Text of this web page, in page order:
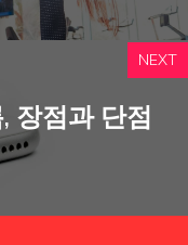
NEXT
장점과 단점